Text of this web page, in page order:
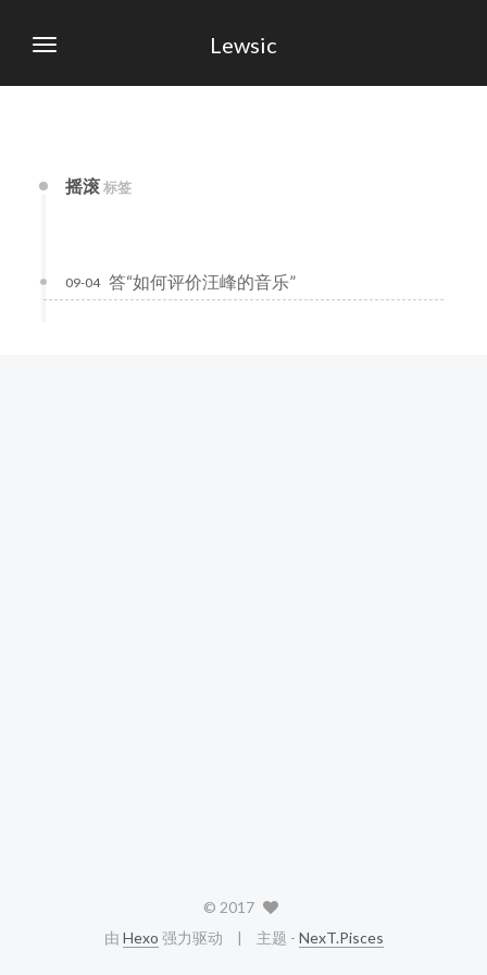
Lewsic
摇滚标签
答“如何评价汪峰的音乐”
09-04
© 2017
由 Hexo 强力驱动 主题 - NexT.Pisces